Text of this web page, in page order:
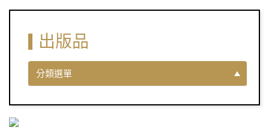
出版品
分類選單